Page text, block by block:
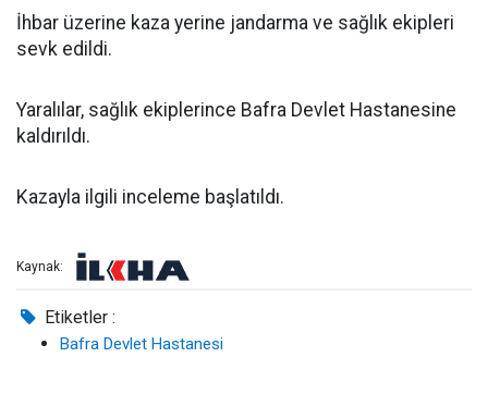
İhbar üzerine kaza yerine jandarma ve sağlık ekipleri
sevk edildi.
Yaralılar, sağlık ekiplerince Bafra Devlet Hastanesine
kaldırıldı.
Kazayla ilgili inceleme başlatıldı.
Kaynak:
Etiketler :
Bafra Devlet Hastanesi